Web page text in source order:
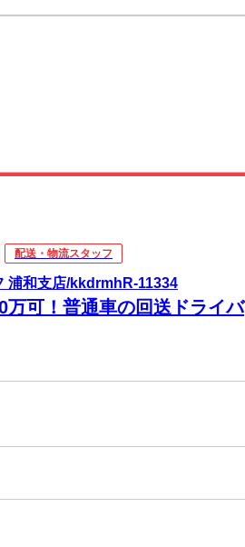
配送・物流スタッフ
浦和支店/kkdrmhR-11334
万可！普通車の回送ドライバ